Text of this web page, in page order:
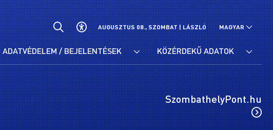
AUGUSZTUS 08., SZOMBAT |LÁSZLÓ MAGYAR
ADATVÉDELEM / BEJELENTÉSEK KÖZÉRDEKŰ ADATOK
SzombathelyPont.hu